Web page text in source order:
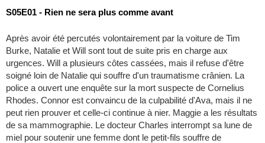
S05E01 - Rien ne sera plus comme avant
Après avoir été percutés volontairement par la voiture de Tim
Burke, Natalie et Will sont tout de suite pris en charge aux
urgences. Will a plusieurs côtes cassées, mais il refuse d'être
soigné loin de Natalie qui souffre d'un traumatisme crânien. La
police a ouvert une enquête sur la mort suspecte de Cornelius
Rhodes. Connor est convaincu de la culpabilité d'Ava, mais il ne
peut rien prouver et celle-ci continue à nier. Maggie a les résultats
de sa mammographie. Le docteur Charles interrompt sa lune de
miel pour soutenir une femme dont le petit-fils souffre de